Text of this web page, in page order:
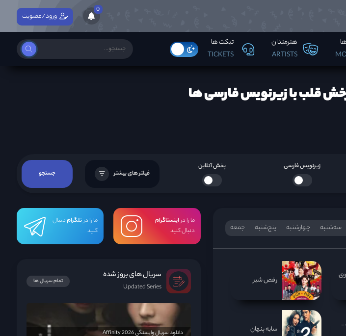
0
هنرمندان
ARTISTS
تیکت ها
TICKETS
ورود/عضویت
قلب با زیرنویس فارسی ها
زیرنویس فارسی پخش آنلاین
فیلتر های بیشتر جستجو
سه‌‌شنبه چهارشنبه پنج‌شنبه جمعه
رقص شیر
سایه پنهان
ما را دراینستاگرام
دنبال کنید
ما را درتلگرامدنبال
کنید
سریال های بروز شده
Updated Series
تمام سریال ها
دانلود سریال وابستگی Affinity 2026